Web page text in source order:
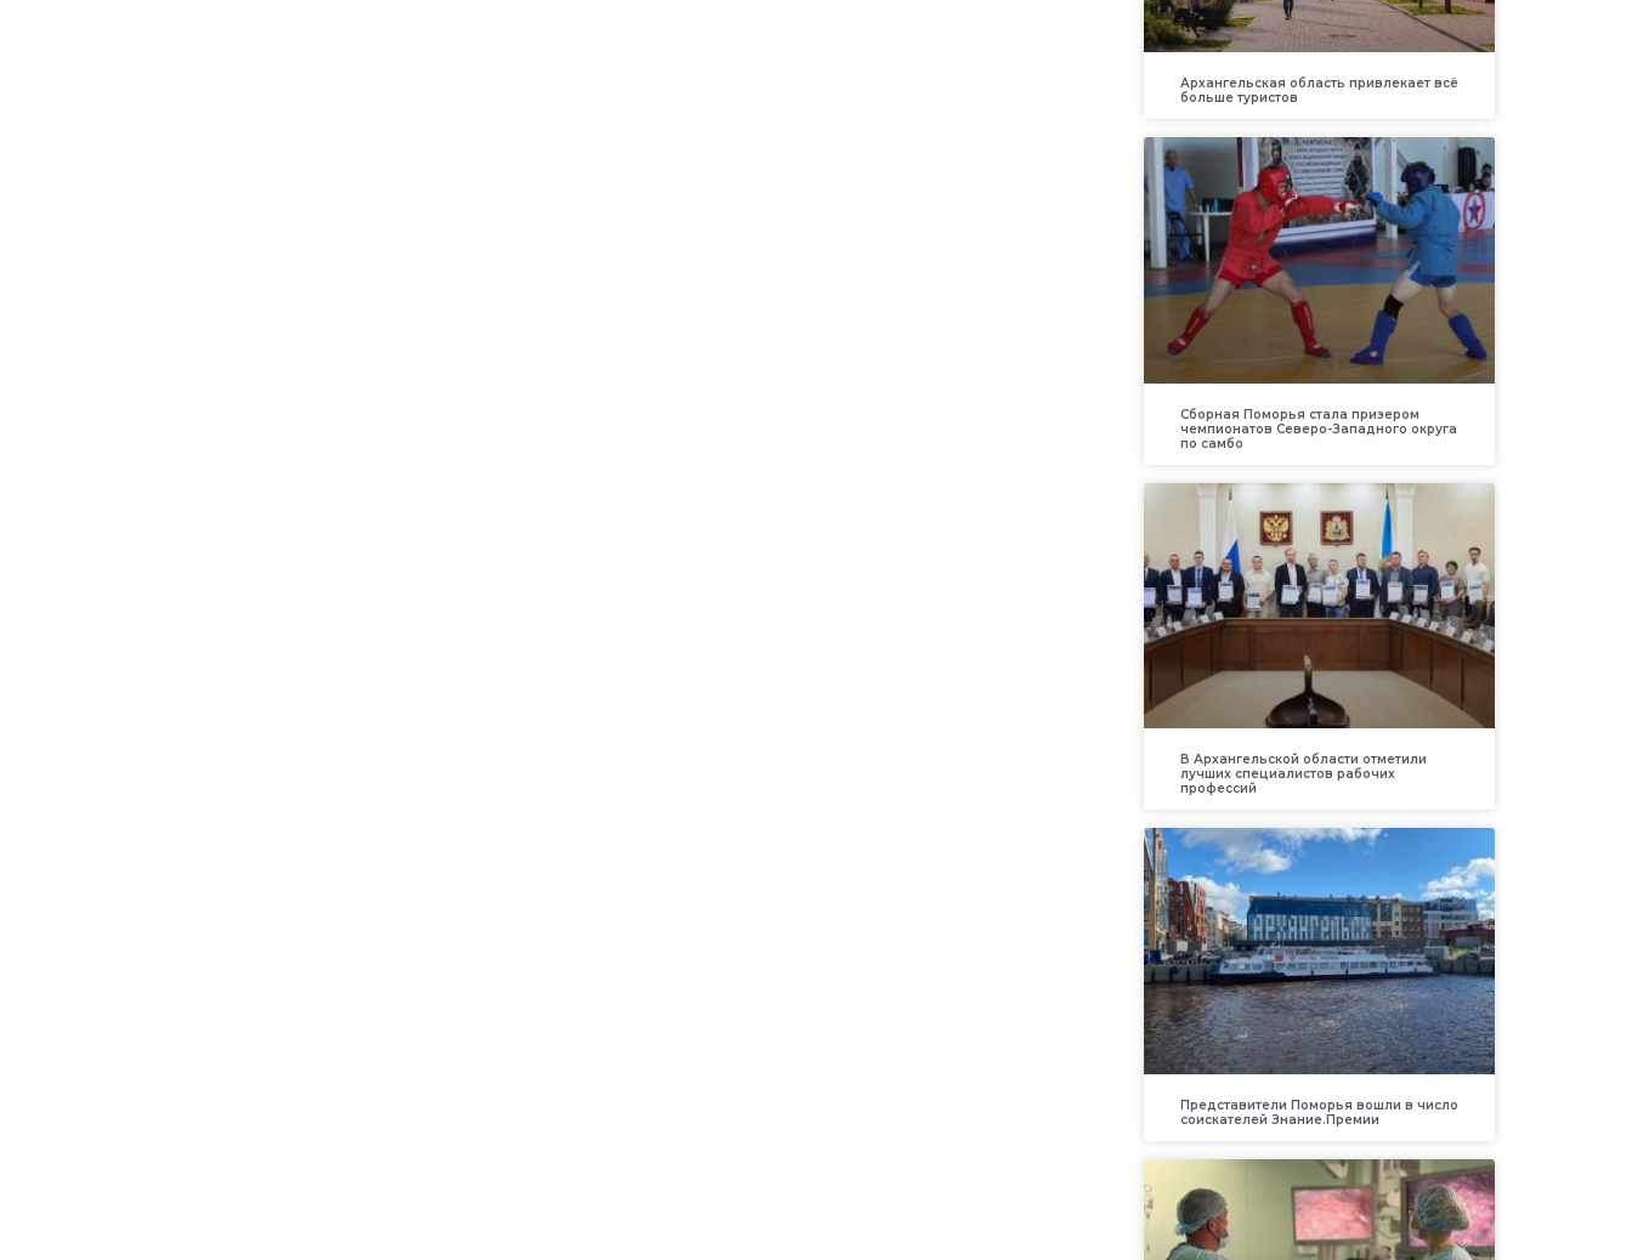
Архангельская область привлекает всё
больше туристов
Сборная Поморья стала призером
чемпионатов Северо-Западного округа
по самбо
В Архангельской области отметили
лучших специалистов рабочих
профессий
Представители Поморья вошли в число
соискателей Знание.Премии